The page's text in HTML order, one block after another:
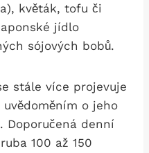
květák, tofu či
jídlo
sójových bobů.
stále více projevuje
o jeho
Doporučená denní
100 až 150